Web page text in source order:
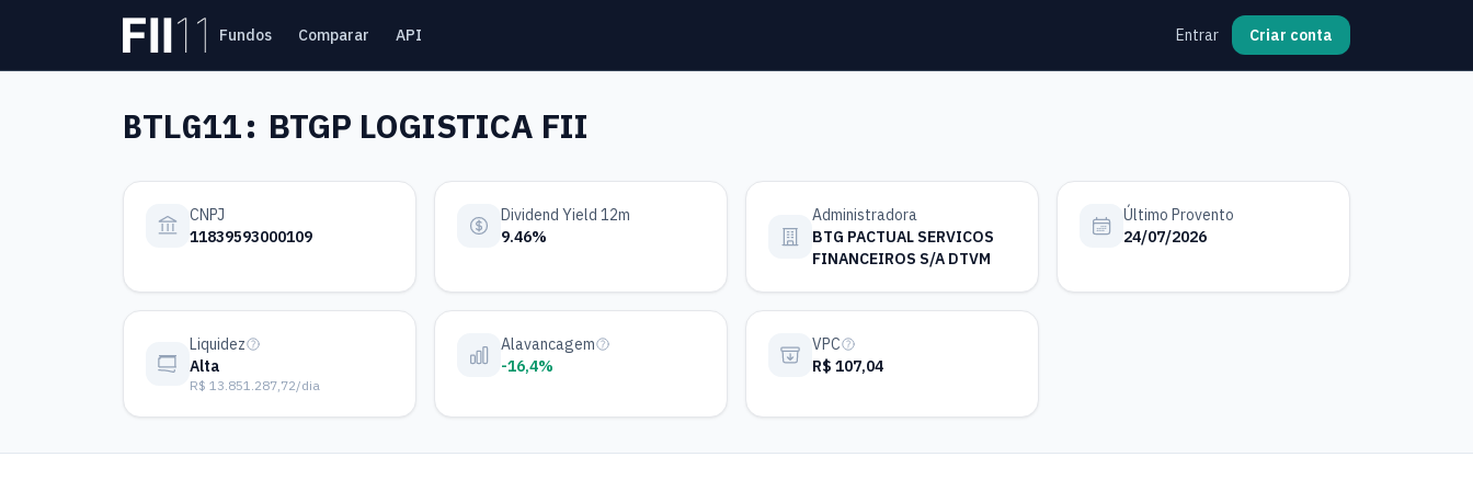
Pular para o conteúdo principal
Estatística FII
Fundos Comparar API Entrar Criar conta
BTLG11: BTGP LOGISTICA FII
CNPJ
11839593000109
Dividend Yield 12m
9.46%
Administradora
BTG PACTUAL SERVICOS
FINANCEIROS S/A DTVM
Último Provento
24/07/2026
Liquidez
Alta
R$ 13.851.287,72/dia
Alavancagem
-16,4%
VPC
R$ 107,04